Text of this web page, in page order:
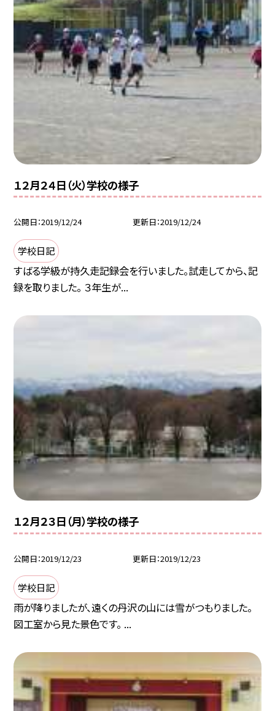
１２月２４日（火）学校の様子
公開日 2019/12/24 更新日 2019/12/24
学校日記
すばる学級が持久走記録会を行いました。試走してから、記
録を取りました。 ３年生が...
１２月２３日（月）学校の様子
公開日 2019/12/23 更新日 2019/12/23
学校日記
雨が降りましたが、遠くの丹沢の山には雪がつもりました。
図工室から見た景色です。 ...